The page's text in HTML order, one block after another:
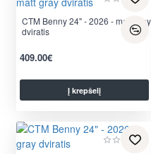
CTM Benny 24" - 2026 - matt gray
dviratis
409.00€
Į krepšelį